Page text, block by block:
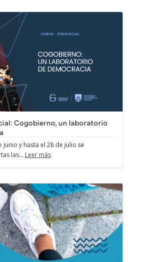
Cogobierno, un laboratorio
junio y hasta el 28 de julio se
las... Leer más